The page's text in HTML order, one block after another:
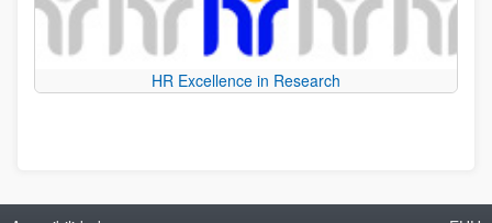
HR Excellence in Research